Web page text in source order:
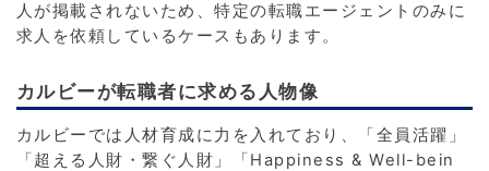
人が掲載されないため、特定の転職エージェントのみに
求人を依頼しているケースもあります。
カルビーが転職者に求める人物像
カルビーでは人材育成に力を入れており、「全員活躍」
「超える人財・繋ぐ人財」「Happiness & Well-bein